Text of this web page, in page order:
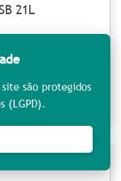
21L
Orçar
são protegidos
(LGPD).